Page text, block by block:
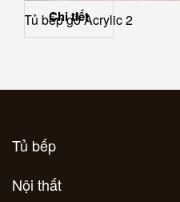
Tủ bếp gỗ Acrylic 2
Chi tiết
Tủ bếp
Nội thất